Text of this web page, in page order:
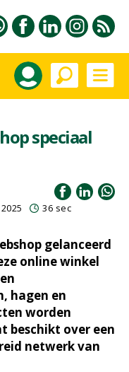
speciaal
36 sec
gelanceerd
online winkel
hagen en
worden
beschikt over een
netwerk van